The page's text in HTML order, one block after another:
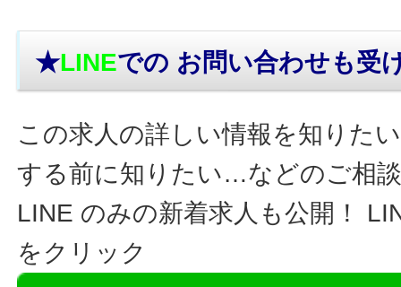
★LINEでの お問い合わせも受
この求人の詳しい情報を知りた
する前に知りたい…などのご相
LINE のみの新着求人も公開！
をクリック